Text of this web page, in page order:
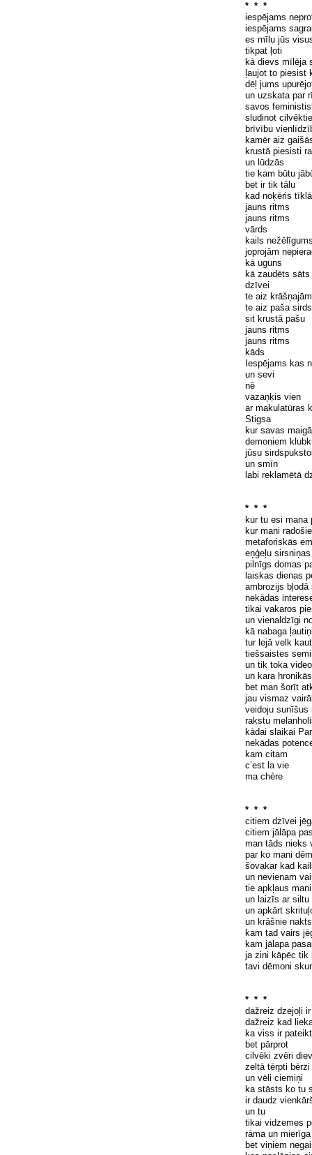
* * *
iespējams
iespējams
es mīlu jūs
tikpat ļoti
kā dievs mīlēja
ļaujotto piesist
dēļ jums
un uzskata par
savos
sludinot
brīvību
kamēr aiz
krustā piesisti
un lūdzās
tie kam būtu
bet ir tik tālu
kad noķēris
jauns ritms
jauns ritms
vārds
kails
joprojām
kā uguns
kā zaudēts sāts
dzīvei
te aiz
te aiz paša
sit krustā pašu
jauns ritms
jauns ritms
kāds
Iespējams kas
un sevi
nē
vazaņķis vien
ar makulatūras
Stigsa
kur savas
demoniem
jūsu
un smīn
labi reklamētā
* * *
kur tu esi mana
kur mani
metaforiskās
eņģeļu sirsniņas
pilnīgs domas
laiskas dienas
ambrozijs bļodā
nekādas
tikai vakaros
un vienaldzīgi
kā nabaga
tur lejā velk
tiešsaistes
un tik toka video
un kara hronikās
bet man šorīt
jau vismaz
veidoju sunīšus
rakstu
kādai slaikai
nekādas
kam citam
c’est la vie
ma chère
* * *
citiem dzīvei jē
citiem jālāpa
man tāds nieks
par ko mani dē
šovakarkad
un nevienam
tie apkļ aus
un laizīs ar siltu
un apkārt skrituļ
un krāšnie
kam tad vairs jē
kam jālapa
ja zini kāpēc tik
tavi dēmoni
* * *
dažreiz dzejoļ i
dažreiz kad
ka viss ir
bet pārprot
cilvēki zvēri
zeltātērpti bērzi
un vēli ciemiņi
ka stāsts ko tu
ir daudz vienkā
un tu
tikai vidzemes
rāma un mierīga
bet viņiem